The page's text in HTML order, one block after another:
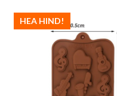
HEA HIND!